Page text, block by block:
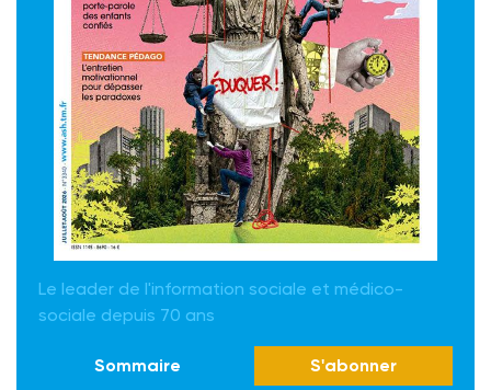
Le leader de l'information sociale et médico-
sociale depuis 70 ans
Sommaire S'abonner